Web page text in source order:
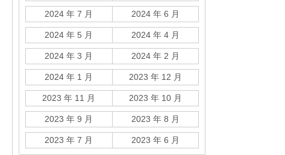
2024 年 7 月 2024 年 6 月
2024 年 5 月 2024 年 4 月
2024 年 3 月 2024 年 2 月
2024 年 1 月 2023 年 12 月
2023 年 11 月 2023 年 10 月
2023 年 9 月 2023 年 8 月
2023 年 7 月 2023 年 6 月